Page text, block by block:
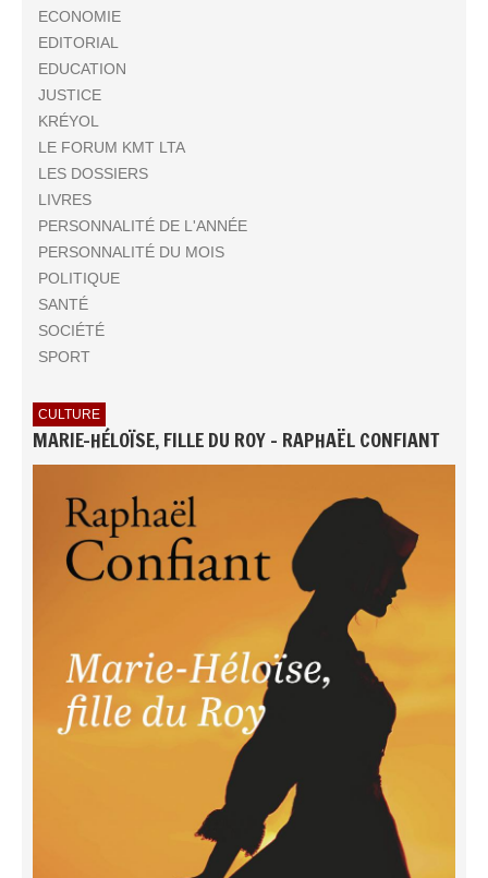
ECONOMIE
EDITORIAL
EDUCATION
JUSTICE
KRÉYOL
LE FORUM KMT LTA
LES DOSSIERS
LIVRES
PERSONNALITÉ DE L'ANNÉE
PERSONNALITÉ DU MOIS
POLITIQUE
SANTÉ
SOCIÉTÉ
SPORT
CULTURE
MARIE-HÉLOÏSE, FILLE DU ROY - RAPHAËL CONFIANT